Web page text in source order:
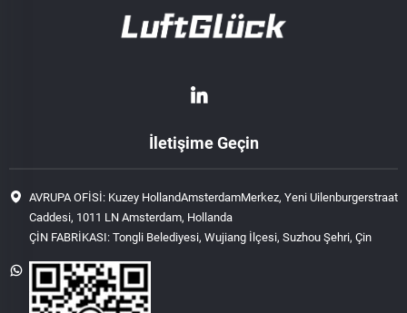
İletişime Geçin
AVRUPA OFİSİ: Kuzey HollandAmsterdamMerkez, Yeni Uilenburgerstraat
Caddesi, 1011 LN Amsterdam, Hollanda
ÇİN FABRİKASI: Tongli Belediyesi, Wujiang İlçesi, Suzhou Şehri, Çin